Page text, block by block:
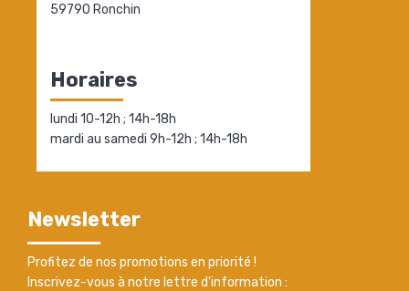
59790 Ronchin
Horaires
lundi 10-12h ; 14h-18h
mardi au samedi 9h-12h ; 14h-18h
Newsletter
Profitez de nos promotions en priorité !
Inscrivez-vous à notre lettre d'information :